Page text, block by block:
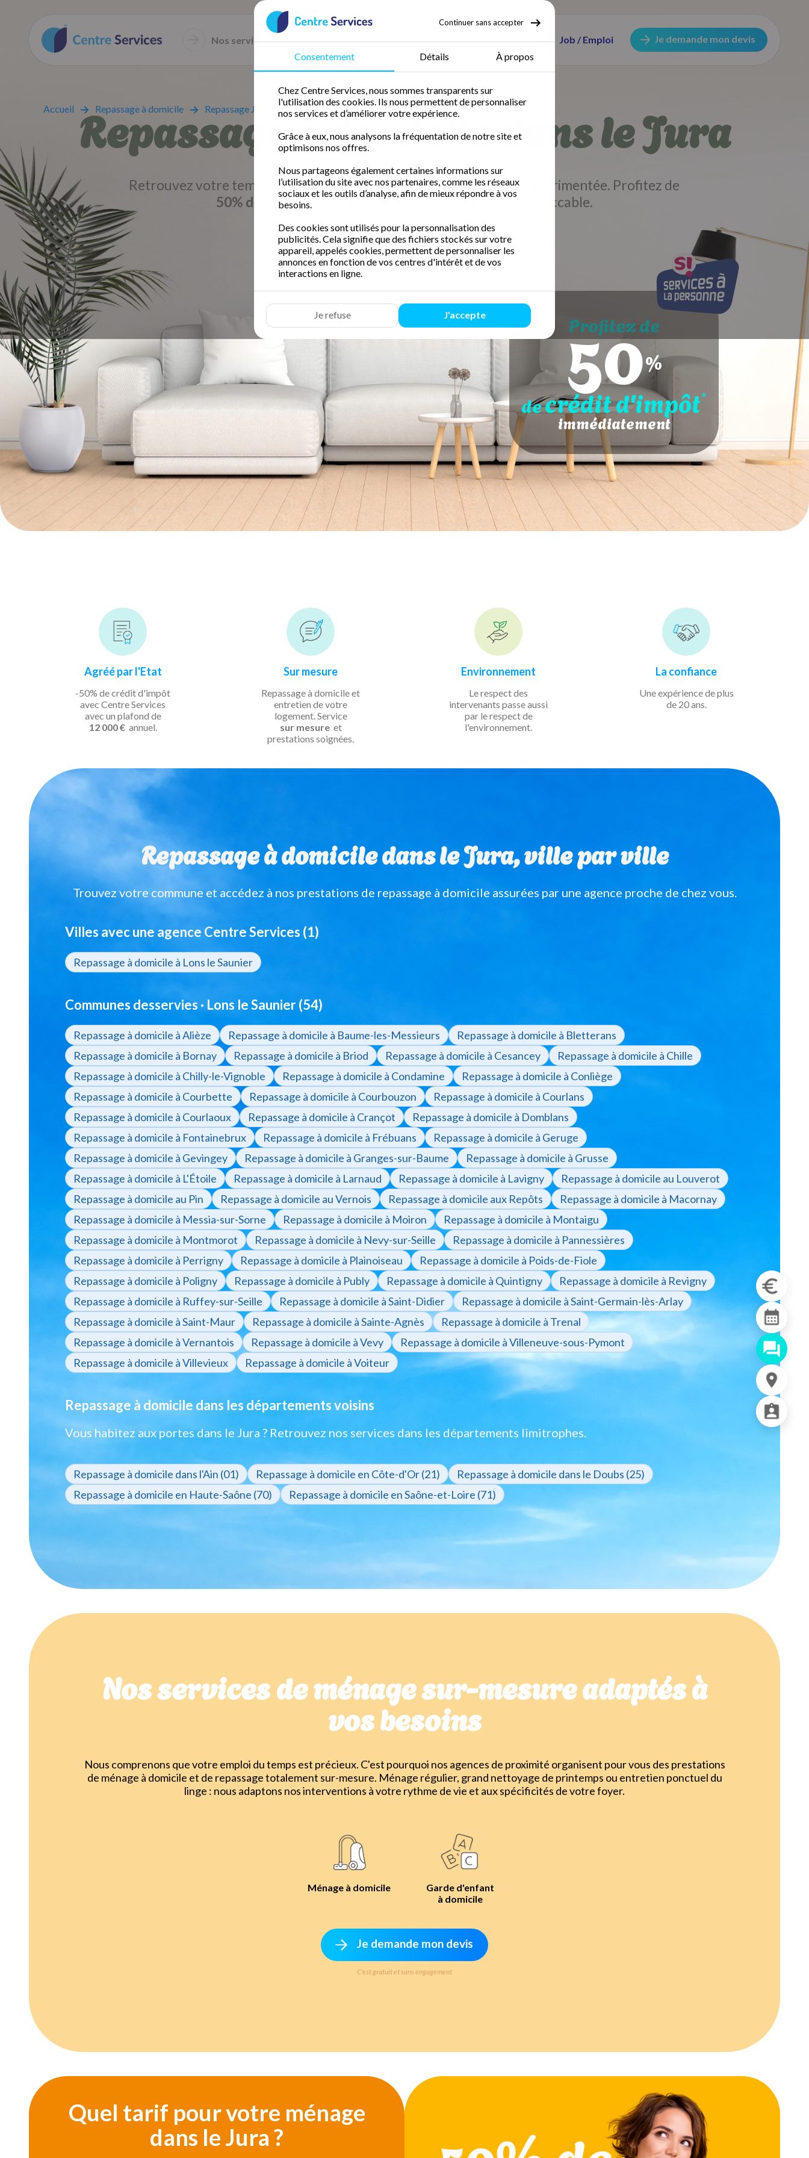
Nos services 50 % de crédit d’impôt Job / Emploi Je demande mon devis
Continuer sans accepter
Consentement Détails À propos
Chez Centre Services, nous sommes transparents sur
l'utilisation des cookies. Ils nous permettent de personnaliser
nos services et d’améliorer votre expérience.
Grâce à eux, nous analysons la fréquentation de notre site et
optimisons nos offres.
Nous partageons également certaines informations sur
l’utilisation du site avec nos partenaires, comme les réseaux
sociaux et les outils d’analyse, afin de mieux répondre à vos
besoins.
Des cookies sont utilisés pour la personnalisation des
publicités. Cela signifie que des fichiers stockés sur votre
appareil, appelés cookies, permettent de personnaliser les
annonces en fonction de vos centres d'intérêt et de vos
interactions en ligne.
Je refuse J'accepte
Accueil Repassage à domicile Repassage Jura
Repassage à domicile dans le Jura
Retrouvez votre temps libre avec une femme de ménage fiable et expérimentée. Profitez de
50% de crédit d'impôt immédiatpour un domicile impeccable.
Demander un devis gratuit
Profitez de
50%
decrédit d'impôt*
immédiatement
Agréé par l'Etat
-50% de crédit d'impôt
avec Centre Services
avec un plafond de
12 000 € annuel.
Sur mesure
Repassage à domicile et
entretien de votre
logement. Service
sur mesure et
prestations soignées.
Environnement
Le respect des
intervenants passe aussi
par le respect de
l'environnement.
La confiance
Une expérience deplus
de 20 ans.
Repassage à domicile dans le Jura, ville par ville
Trouvez votre commune et accédez à nos prestations de repassage à domicile assurées par une agence proche de chez vous.
Villes avec une agence Centre Services (1)
Repassage à domicile à Lons le Saunier
Communes desservies · Lons le Saunier (54)
Repassage à domicile à Alièze Repassage à domicile à Baume-les-Messieurs
Repassage à domicile à Bletterans
Repassage à domicile à Bornay
Repassage à domicile à Briod Repassage à domicile à Cesancey
Repassage à domicile à Chille
Repassage à domicile à Chilly-le-Vignoble
Repassage à domicile à Condamine
Repassage à domicile à Conliège
Repassage à domicile à Courbette
Repassage à domicile à Courbouzon
Repassage à domicile à Courlans
Repassage à domicile à Courlaoux
Repassage à domicile à Crançot
Repassage à domicile à Domblans
Repassage à domicile à Fontainebrux
Repassage à domicile à Frébuans
Repassage à domicile à Geruge
Repassage à domicile à Gevingey
Repassage à domicile à Granges-sur-Baume
Repassage à domicile à Grusse
Repassage à domicile à L'Étoile
Repassage à domicile à Larnaud Repassage à domicile à Lavigny
Repassage à domicile au Louverot
Repassage à domicile au Pin
Repassage à domicile au Vernois Repassage à domicile aux Repôts
Repassage à domicile à Macornay
Repassage à domicile à Messia-sur-Sorne
Repassage à domicile à Moiron
Repassage à domicile à Montaigu
Repassage à domicile à Montmorot
Repassage à domicile à Nevy-sur-Seille
Repassage à domicile à Pannessières
Repassage à domicile à Perrigny
Repassage à domicile à Plainoiseau
Repassage à domicile à Poids-de-Fiole
Repassage à domicile à Poligny
Repassage à domicile à Publy Repassage à domicile à Quintigny
Repassage à domicile à Revigny
Repassage à domicile à Ruffey-sur-Seille
Repassage à domicile à Saint-Didier
Repassage à domicile à Saint-Germain-lès-Arlay
Repassage à domicile à Saint-Maur
Repassage à domicile à Sainte-Agnès
Repassage à domicile à Trenal
Repassage à domicile à Vernantois
Repassage à domicile à Vevy
Repassage à domicile à Villeneuve-sous-Pymont
Repassage à domicile à Villevieux
Repassage à domicile à Voiteur
Repassage à domicile dans les départements voisins
Vous habitez aux portes dans le Jura ? Retrouvez nos services dans les départements limitrophes.
Repassage à domicile dans l'Ain (01) Repassage à domicile en Côte-d'Or (21)
Repassage à domicile dans le Doubs (25)
Repassage à domicile en Haute-Saône (70)
Repassage à domicile en Saône-et-Loire (71)
Nos services de ménage sur-mesure adaptés à
vos besoins
Nous comprenons que votre emploi du temps est précieux. C'est pourquoi nos agences de proximité organisent pour vous des prestations
de ménage à domicile et de repassage totalement sur-mesure. Ménage régulier, grand nettoyage de printemps ou entretien ponctuel du
linge : nous adaptons nos interventions à votre rythme de vie et aux spécificités de votre foyer.
Ménage à domicile
Garde d'enfant
à domicile
Je demande mon devis
C'est gratuit et sans engagement
Quel tarif pour votre ménage
dans le Jura ?